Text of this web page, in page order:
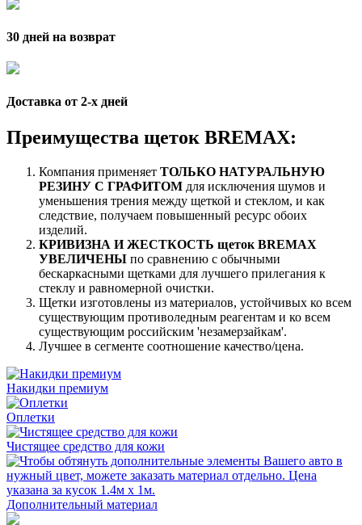
30 дней на возврат
Доставка от 2-x дней
Преимущества щеток BREMAX:
Компания применяет ТОЛЬКО НАТУРАЛЬНУЮ
РЕЗИНУ С ГРАФИТОМ для исключения шумов и
уменьшения трения между щеткой и стеклом, и как
следствие, получаем повышенный ресурс обоих
изделий.
КРИВИЗНА И ЖЕСТКОСТЬ щеток BREMAX
УВЕЛИЧЕНЫ по сравнению с обычными
бескаркасными щетками для лучшего прилегания к
стеклу и равномерной очистки.
Щетки изготовлены из материалов, устойчивых ко всем
существующим противоледным реагентам и ко всем
существующим российским 'незамерзайкам'.
Лучшее в сегменте соотношение качество/цена.
Накидки премиум
Оплетки
Чистящее средство для кожи
Дополнительный материал